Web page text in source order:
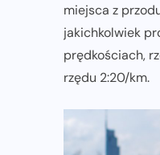
miejsca z
jakichkolwiek
prędkościach,
rzędu 2:20/km.